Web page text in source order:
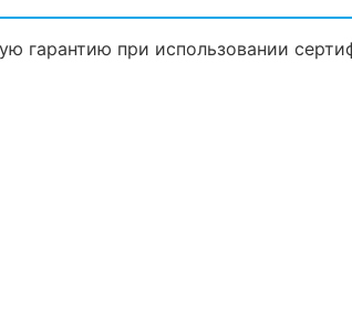
гарантию при использовании